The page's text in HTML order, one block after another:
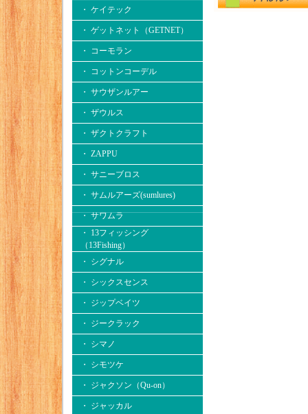
・ ケイテック
・ ゲットネット（GETNET）
・ コーモラン
・ コットンコーデル
・ サウザンルアー
・ ザウルス
・ ザクトクラフト
・ ZAPPU
・ サニーブロス
・ サムルアーズ(sumlures)
・ サワムラ
・ 13フィッシング
（13Fishing）
・ シグナル
・ シックスセンス
・ ジップベイツ
・ ジークラック
・ シマノ
・ シモツケ
・ ジャクソン（Qu-on）
・ ジャッカル